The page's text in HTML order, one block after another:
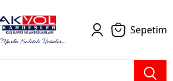
Sepetim